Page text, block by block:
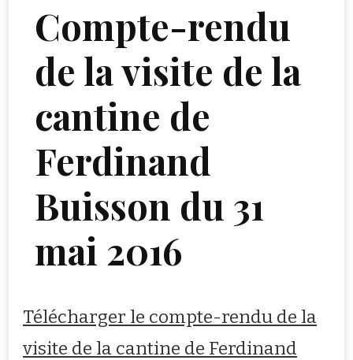
Compte-rendu
de la visite de la
cantine de
Ferdinand
Buisson du 31
mai 2016
Télécharger le compte-rendu de la
visite de la cantine de Ferdinand